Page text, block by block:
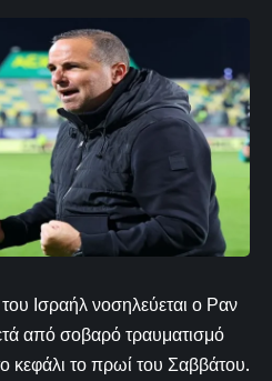
Ισραήλ νοσηλεύεται ο Ραν
από σοβαρό τραυματισμό
κεφάλι το πρωί του Σαββάτου.